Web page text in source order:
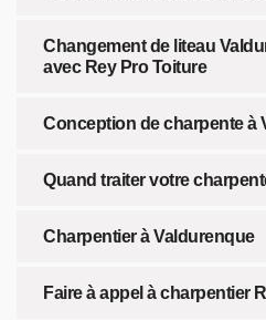
Changement de liteau
avec Rey Pro Toiture
Conception de charpente à
Quand traiter votre
Charpentier à Valdurenque
Faire à appel à charpentier